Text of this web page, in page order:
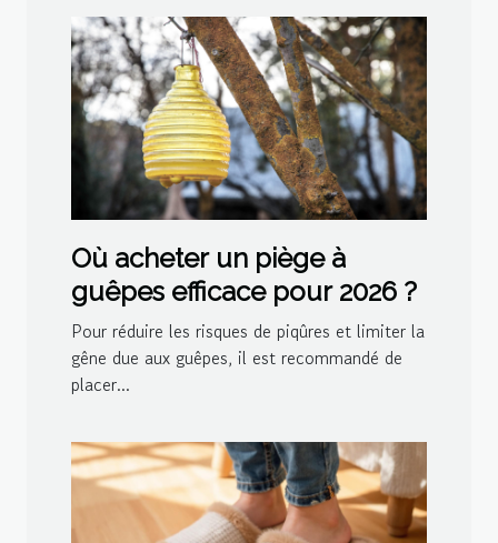
Où acheter un piège à
guêpes efficace pour 2026 ?
Pour réduire les risques de piqûres et limiter la
gêne due aux guêpes, il est recommandé de
placer...